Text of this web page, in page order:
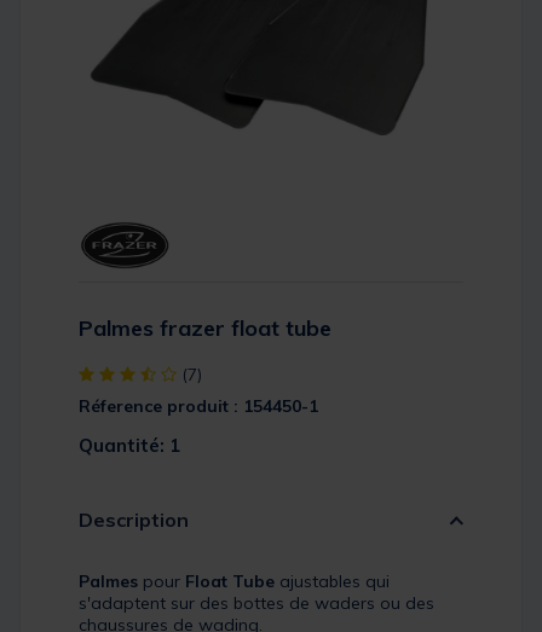
Palmes frazer float tube
[object Object] out of 5 Customer Rating
(7)
Réference produit : 154450-1
Quantité: 1
Description
Palmes pour Float Tube ajustables qui
s'adaptent sur des bottes de waders ou des
chaussures de wading.